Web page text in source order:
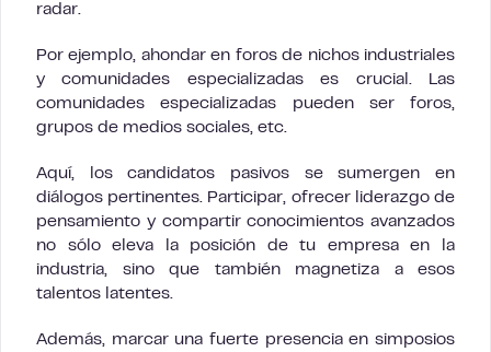
radar.
Por ejemplo, ahondar en foros de nichos industriales
y comunidades especializadas es crucial. Las
comunidades especializadas pueden ser foros,
grupos de medios sociales, etc.
Aquí, los candidatos pasivos se sumergen en
diálogos pertinentes. Participar, ofrecer liderazgo de
pensamiento y compartir conocimientos avanzados
no sólo eleva la posición de tu empresa en la
industria, sino que también magnetiza a esos
talentos latentes.
Además, marcar una fuerte presencia en simposios